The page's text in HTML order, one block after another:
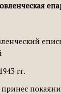
гг.
принес